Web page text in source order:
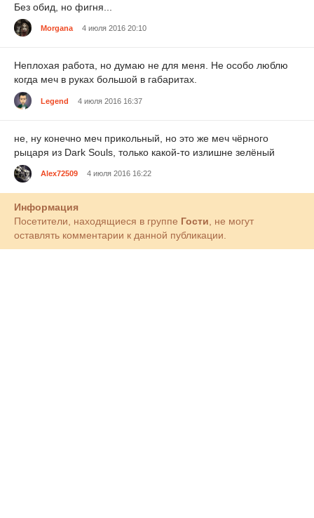
Без обид, но фигня...
Morgana 4 июля 2016 20:10
Неплохая работа, но думаю не для меня. Не особо люблю
когда меч в руках большой в габаритах.
Legend 4 июля 2016 16:37
не, ну конечно меч прикольный, но это же меч чёрного
рыцаря из Dark Souls, только какой-то излишне зелёный
Alex72509 4 июля 2016 16:22
Информация
Посетители, находящиеся в группе Гости , не могут
оставлять комментарии к данной публикации.